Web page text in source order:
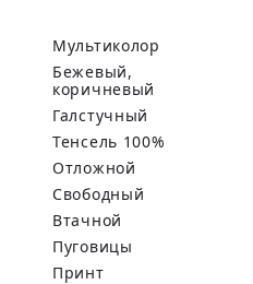
Мультиколор
бежевый,
коричневый
Галстучный
тенсель 100%
Отложной
Свободный
Втачной
Пуговицы
Принт